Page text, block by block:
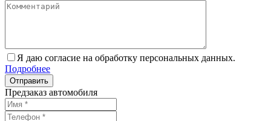
Я даю согласие на обработку персональных данных.
Подробнее
Предзаказ автомобиля